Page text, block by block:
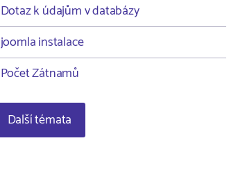
Dotaz k údajům v databázy
joomla instalace
Počet Zátnamů
Další témata